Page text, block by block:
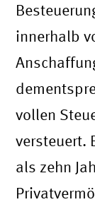
innerhalb
vollen
versteuert.
als zehn